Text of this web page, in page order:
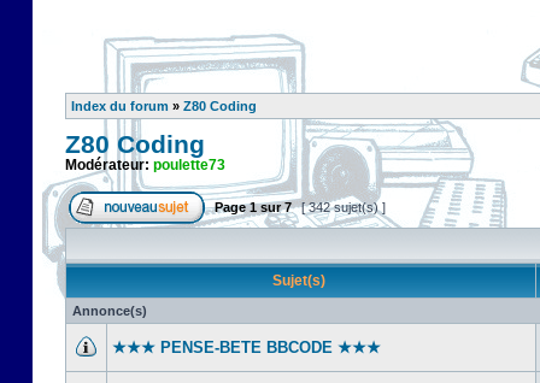
Index du forum » Z80 Coding
Z80 Coding
Modérateur: poulette73
Page1sur7 [ 342 sujet(s) ]
Sujet(s)
Annonce(s)
★★★ PENSE-BETE BBCODE ★★★